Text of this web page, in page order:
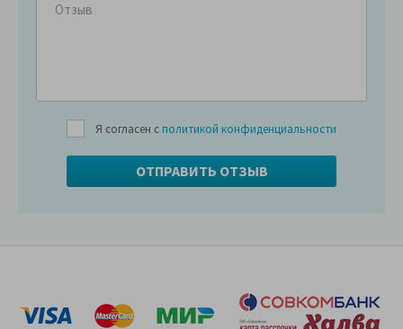
Я согласен с политикой конфиденциальности